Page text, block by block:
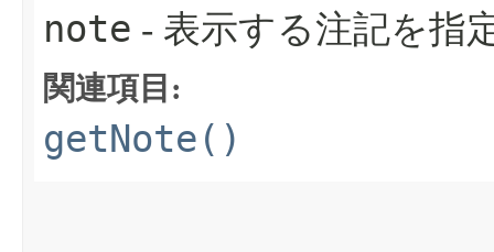
note - 表示する注記を指
関連項目:
getNote()